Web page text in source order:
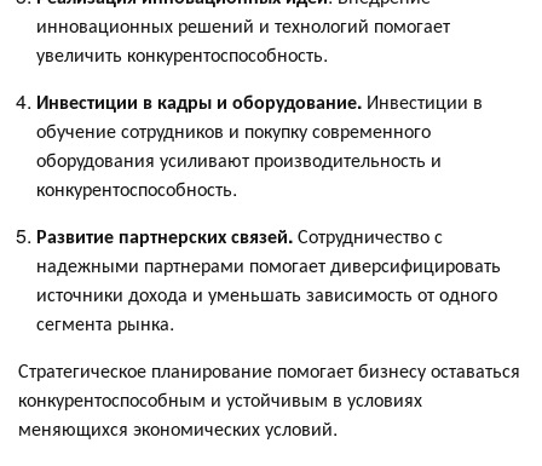
инновационных решений и технологий помогает
увеличить конкурентоспособность.
Инвестиции в кадры и оборудование. Инвестиции в
обучение сотрудников и покупку современного
оборудования усиливают производительность и
конкурентоспособность.
Развитие партнерских связей.Сотрудничество с
надежными партнерами помогает диверсифицировать
источники дохода и уменьшать зависимость от одного
сегмента рынка.
Стратегическое планирование помогает бизнесу оставаться
конкурентоспособным и устойчивым в условиях
меняющихся экономических условий.